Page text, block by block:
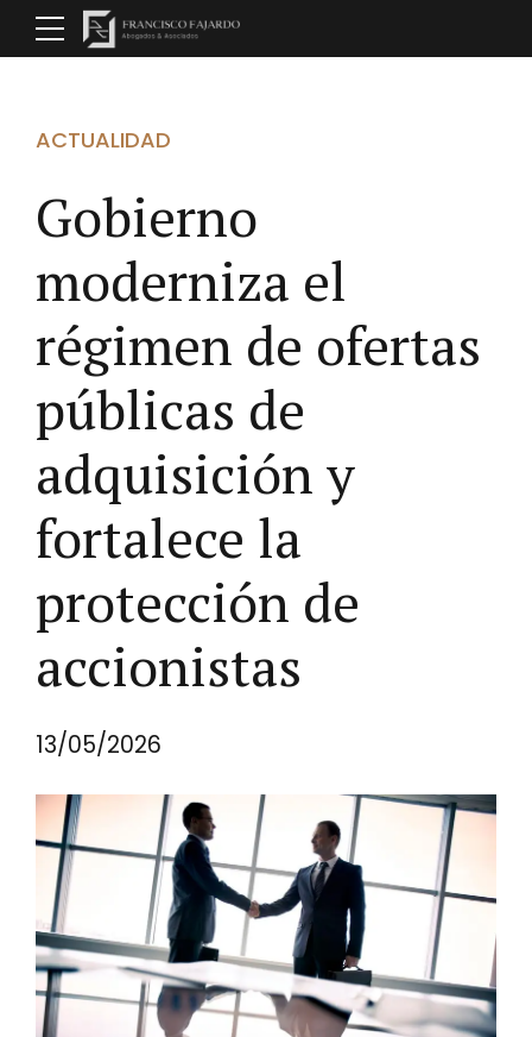
ACTUALIDAD
Gobierno
moderniza el
régimen de ofertas
públicas de
adquisición y
fortalece la
protección de
accionistas
13/05/2026